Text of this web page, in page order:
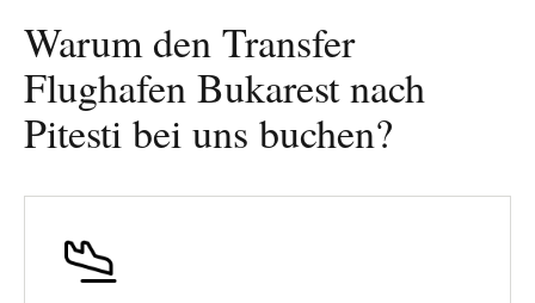
Warum den Transfer
Flughafen Bukarest nach
Pitesti bei uns buchen?